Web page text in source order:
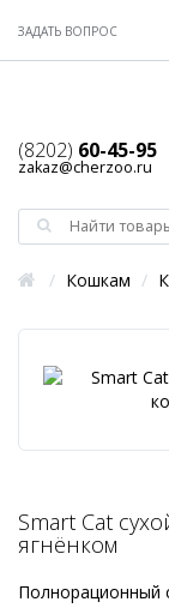
ЗАДАТЬ ВОПРОС
(8202) 60-45-95
zakaz@cherzoo.ru
/ Кошкам /
Smart Cat
ягнёнком
Полнорационный